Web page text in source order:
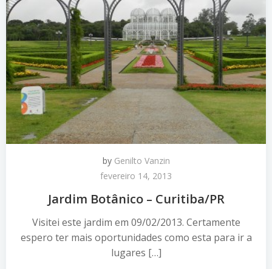
by Genilto Vanzin
fevereiro 14, 2013
Jardim Botânico – Curitiba/PR
Visitei este jardim em 09/02/2013. Certamente
espero ter mais oportunidades como esta para ir a
lugares […]